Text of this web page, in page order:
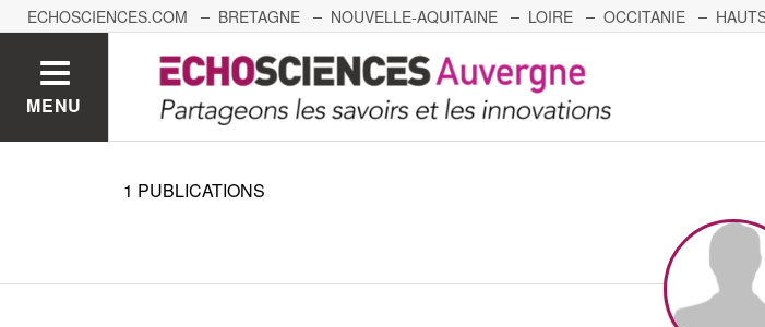
ECHOSCIENCES.COM BRETAGNE NOUVELLE-AQUITAINE LOIRE OCCITANIE
GRENOBLE GRAND EST BOURGOGNE-FRANCHE-COMTÉ
MENU
1 PUBLICATIONS